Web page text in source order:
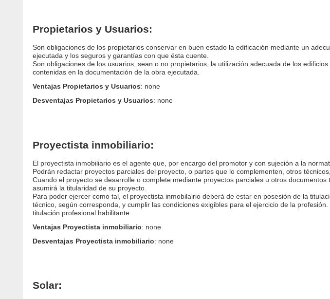
Propietarios y Usuarios:
Son obligaciones de los propietarios conservar en buen estado la edificación mediante un
ejecutada y los seguros y garantías con que ésta cuente.
Son obligaciones de los usuarios, sean o no propietarios, la utilización adecuada de los
contenidas en la documentación de la obra ejecutada.
Ventajas Propietarios y Usuarios: none
Desventajas Propietarios y Usuarios: none
Proyectista inmobiliario:
El proyectista inmobiliario es el agente que, por encargo del promotor y con sujeción a la
Podrán redactar proyectos parciales del proyecto, o partes que lo complementen, otros
Cuando el proyecto se desarrolle o complete mediante proyectos parciales u otros
asumirá la titularidad de su proyecto.
Para poder ejercer como tal, el proyectista inmobilairio deberá de estar en posesión de la
técnico, según corresponda, y cumplir las condiciones exigibles para el ejercicio de la
titulación profesional habilitante.
Ventajas Proyectista inmobiliario: none
Desventajas Proyectista inmobiliario: none
Solar: